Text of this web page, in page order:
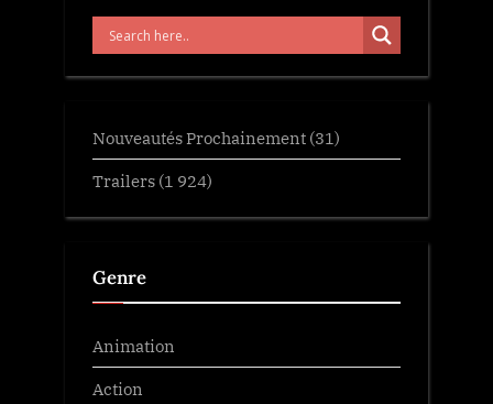
Nouveautés Prochainement (31)
Trailers (1 924)
Genre
Animation
Action